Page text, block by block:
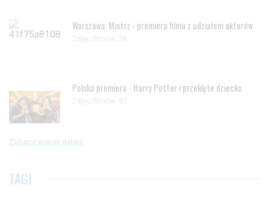
Warszawa: Mistrz - premiera filmu z udziałem aktorów
Zdjęc/filmów: 26
Polska premiera - Harry Potter i przeklęte dziecko
Zdjęc/filmów: 82
Zobacz więcej galerii
TAGI